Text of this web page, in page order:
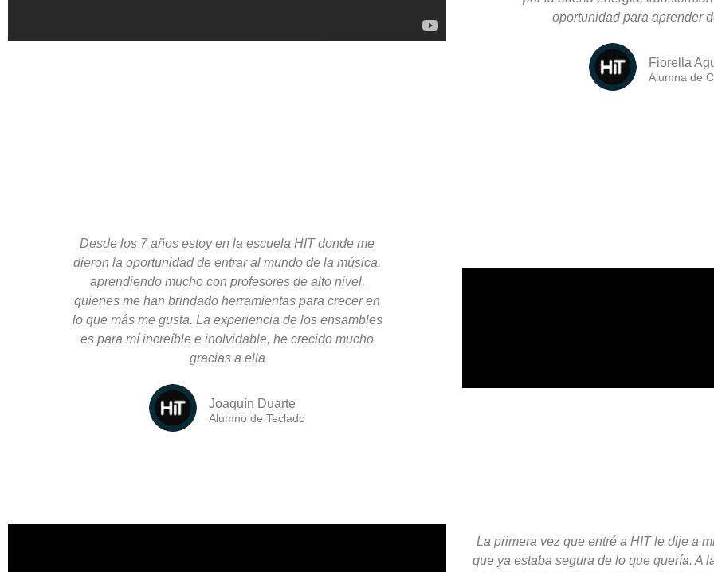
oportunidad para aprender
Fiorella
Alumna de
Desde los 7 años estoy en la escuela HIT donde me
dieron la oportunidad de entrar al mundo de la música,
aprendiendo mucho con profesores de alto nivel,
quienes me han brindado herramientas para crecer en
lo que más me gusta. La experiencia de los ensambles
es para mí increíble e inolvidable, he crecido mucho
gracias a ella
Joaquín Duarte
Alumno de Teclado
La primera vez que entré a HIT le dije a
que ya estaba segura de lo que quería. A